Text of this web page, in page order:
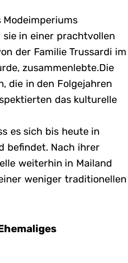
in einer prachtvollen
der Familie Trussardi im
zusammenlebte.Die
die in den Folgejahren
das kulturelle
es sich bis heute in
befindet. Nach ihrer
weiterhin in Mailand
weniger traditionellen